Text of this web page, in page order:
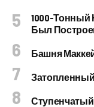
1000-Тонный
Был
Башня